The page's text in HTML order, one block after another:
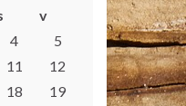
v
4
5
11
12
18
19